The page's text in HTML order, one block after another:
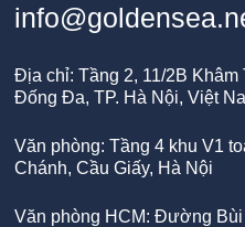
Địa chỉ: Tầng 2, 11/2B Khâm
Đống Đa, TP. Hà Nội, Việt
Văn phòng: Tầng 4 khu V1
Chánh, Cầu Giấy, Hà Nội
Văn phòng HCM: Đường